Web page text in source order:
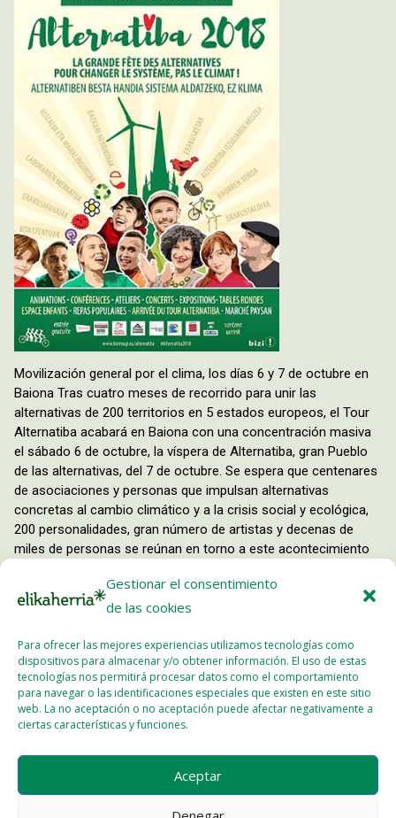
Gestionar el consentimiento
de las cookies
Para ofrecer las mejores experiencias utilizamos tecnologías como
dispositivos para almacenar y/o obtener información. El uso de estas
tecnologías nos permitirá procesar datos como el comportamiento
para navegar o las identificaciones especiales que existen en este sitio
web. La no aceptación o no aceptación puede afectar negativamente a
ciertas características y funciones.
Aceptar
Movilización general por el clima, los días 6 y 7 de octubre en
Baiona Tras cuatro meses de recorrido para unir las
alternativas de 200 territorios en 5 estados europeos, el Tour
Alternatiba acabará en Baiona con una concentración masiva
el sábado 6 de octubre, la víspera de Alternatiba, gran Pueblo
de las alternativas, del 7 de octubre. Se espera que centenares
de asociaciones y personas que impulsan alternativas
concretas al cambio climático y a la crisis social y ecológica,
200 personalidades, gran número de artistas y decenas de
miles de personas se reúnan en torno a este acontecimiento
en capital de las alternativas y de la resistencia al trastorno
climático (https://bizimugi.eu/alternatiba ). Cuando es
Informe 1,5°C, encargado por la COP21, esta gran
movilización ciudadana será la ocasión de lanzar un
llamamiento…
Leer más